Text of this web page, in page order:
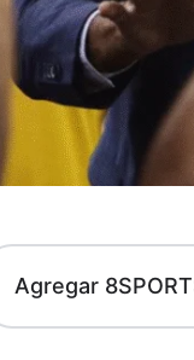
Agregar